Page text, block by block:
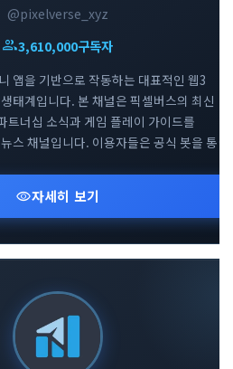
@pixelverse_xyz
group3,610,000구독자
앱을 기반으로 작동하는 대표적인 웹3
태계입니다. 본 채널은 픽셀버스의 최신
트너십 소식과 게임 플레이 가이드를
스 채널입니다. 이용자들은 공식 봇을 통한
을 실시간으로 확인할 수 있습니다.
언 트렌드와 텔레그램 생태계의 결합을
게 필수적인 정보를 제공합니다.
visibility자세히 보기